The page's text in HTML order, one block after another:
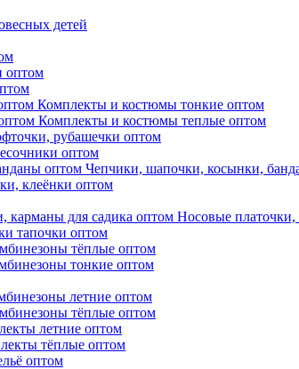
детей
оптом
Комплекты и костюмы тонкие оптом
Комплекты и костюмы теплые оптом
рубашечки оптом
оптом
Чепчики, шапочки, косынки,
клеёнки оптом
Носовые
тапочки оптом
тёплые оптом
тонкие оптом
летние оптом
тёплые оптом
летние оптом
тёплые оптом
оптом